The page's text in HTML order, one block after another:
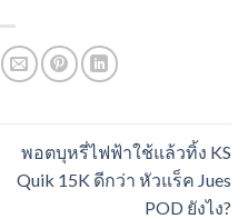
พอตบุหรี่ไฟฟ้าใช้แล้วทิ้ง KS
Quik 15K ดีกว่า หัวแร็ค Jues
POD ยังไง?